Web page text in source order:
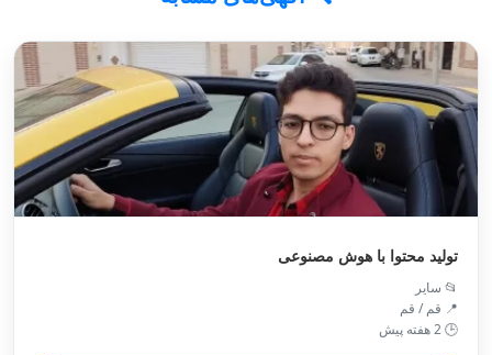
تولید محتوا با هوش مصنوعی
📂 سایر
📍 قم / قم
🕒 2 هفته پیش